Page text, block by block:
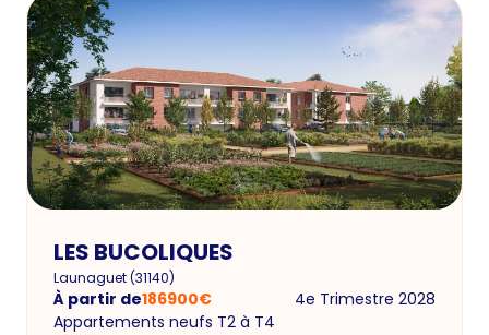
LES BUCOLIQUES
Launaguet(31140)
À partir de186900€
4e Trimestre 2028
Appartements neufs T2 à T4